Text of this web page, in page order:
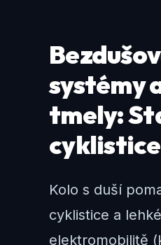
systémy
tmely:
cyklistice
Kolo s duší
cyklistice a lehké
elektromobilitě